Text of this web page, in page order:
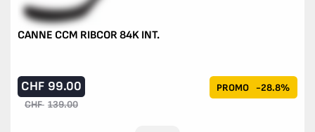
CANNE CCM RIBCOR 84K INT.
PROMO -28.8%
CHF 99.00
CHF 139.00